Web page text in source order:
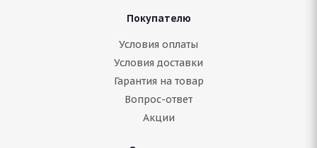
Покупателю
Условия оплаты
Условия доставки
Гарантия на товар
Вопрос-ответ
Акции